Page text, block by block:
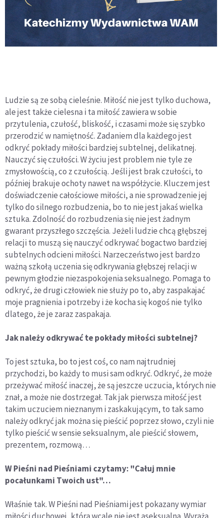
Ludzie są ze sobą cieleśnie. Miłość nie jest tylko duchowa,
ale jest także cielesna i ta miłość zawiera w sobie
przytulenia, czułość, bliskość, i czasami może się szybko
przerodzić w namiętność. Zadaniem dla każdego jest
odkryć pokłady miłości bardziej subtelnej, delikatnej.
Nauczyć się czułości. W życiu jest problem nie tyle ze
zmysłowością, co z czułością. Jeśli jest brak czułości, to
później brakuje ochoty nawet na współżycie. Kluczem jest
doświadczenie całościowe miłości, a nie sprowadzenie jej
tylko do silnego rozbudzenia, bo to nie jest jakaś wielka
sztuka. Zdolność do rozbudzenia się nie jest żadnym
gwarant przyszłego szczęścia. Jeżeli ludzie chcą głębszej
relacji to muszą się nauczyć odkrywać bogactwo bardziej
subtelnych odcieni miłości. Narzeczeństwo jest bardzo
ważną szkołą uczenia się odkrywania głębszej relacji w
pewnym głodzie niezaspokojenia seksualnego. Pomaga to
odkryć, że drugi człowiek nie służy po to, aby zaspakajać
moje pragnienia i potrzeby i że kocha się kogoś nie tylko
dlatego, że je zaraz zaspakaja.
Jak należy odkrywać te pokłady miłości subtelnej?
To jest sztuka, bo to jest coś, co nam najtrudniej
przychodzi, bo każdy to musi sam odkryć. Odkryć, że może
przeżywać miłość inaczej, że są jeszcze uczucia, których nie
znał, a może nie dostrzegał. Tak jak pierwsza miłość jest
takim uczuciem nieznanym i zaskakującym, to tak samo
należy odkryć jak można się pieścić poprzez słowo, czyli nie
tylko pieścić w sensie seksualnym, ale pieścić słowem,
prezentem, rozmową…
W Pieśni nad Pieśniami czytamy: "Całuj mnie
pocałunkami Twoich ust"…
Właśnie tak. W Pieśni nad Pieśniami jest pokazany wymiar